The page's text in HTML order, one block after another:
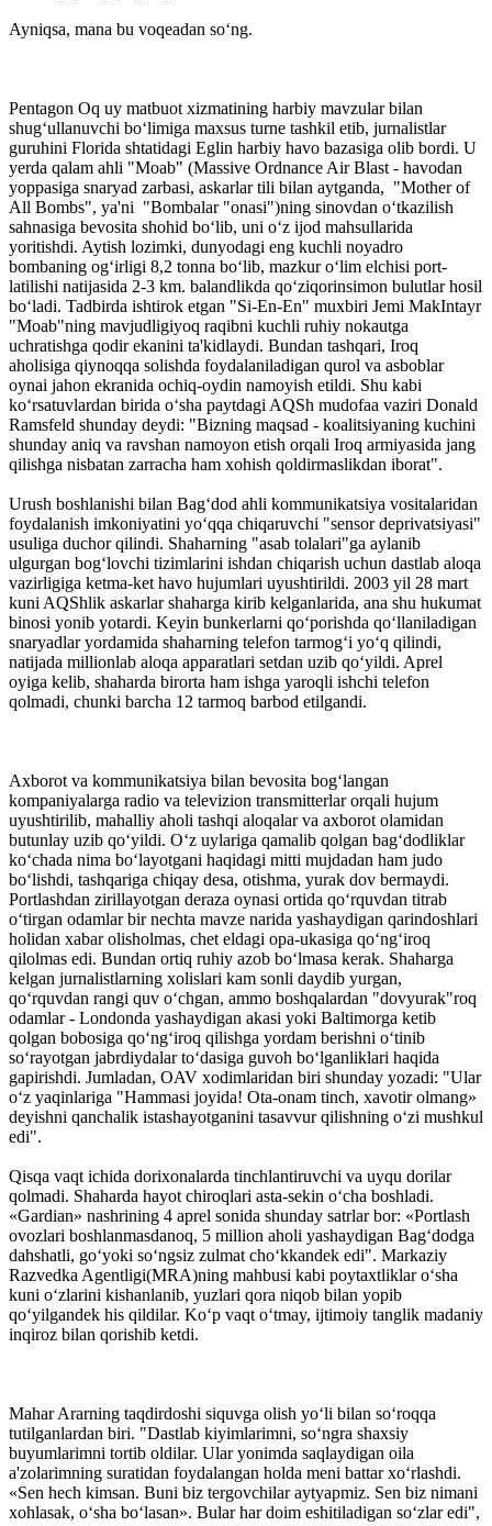
Ayniqsa, mana bu voqeadan so‘ng.
Pentagon Oq uy matbuot xizmatining harbiy mavzular bilan
shug‘ullanuvchi bo‘limiga maxsus turne tashkil etib, jurnalistlar
guruhini Florida shtatidagi Eglin harbiy havo bazasiga olib bordi. U
yerda qalam ahli "Moab" (Massive Ordnance Air Blast - havodan
yoppasiga snaryad zarbasi, askarlar tili bilan aytganda, "Mother of
All Bombs", ya'ni "Bombalar "onasi")ning sinovdan o‘tkazilish
sahnasiga bevosita shohid bo‘lib, uni o‘z ijod mahsullarida
yoritishdi. Aytish lozimki, dunyodagi eng kuchli noyadro
bombaning og‘irligi 8,2 tonna bo‘lib, mazkur o‘lim elchisi port­
latilishi natijasida 2-3 km. baland­likda qo‘ziqorinsimon bulutlar hosil
bo‘ladi. Tadbirda ishtirok etgan "Si-En-En" muxbiri Jemi MakIntayr
"Moab"ning mavjudligiyoq raqibni kuchli ruhiy nokautga
uchratishga qodir ekanini ta'kidlaydi. Bundan tashqari, Iroq
aholisiga qiynoqqa solishda foydalaniladigan qurol va asboblar
oynai jahon ekranida ochiq-oydin namoyish etildi. Shu kabi
ko‘rsatuvlardan birida o‘sha paytdagi AQSh mudofaa vaziri Donald
Ramsfeld shunday deydi: "Bizning maqsad - koalitsiyaning kuchini
shunday aniq va ravshan namoyon etish orqali Iroq armiyasida jang
qilishga nisbatan zarracha ham xohish qoldirmaslikdan iborat".
Urush boshlanishi bilan Bag‘dod ahli kommunikatsiya vositalaridan
foydalanish imkoniyatini yo‘qqa chiqaruvchi "sensor deprivatsiyasi"
usuliga duchor qilindi. Shaharning "asab tolalari"ga aylanib
ulgurgan bog‘lovchi tizimlarini ishdan chiqarish uchun dastlab aloqa
vazirligiga ketma-ket havo hujumlari uyushtirildi. 2003 yil 28 mart
kuni AQShlik askarlar shaharga kirib kelganlarida, ana shu hukumat
binosi yonib yotardi. Keyin bunkerlarni qo‘porishda qo‘llaniladigan
snaryadlar yordamida shaharning telefon tarmog‘i yo‘q qilindi,
natijada millionlab aloqa apparatlari setdan uzib qo‘yildi. Aprel
oyiga kelib, shaharda birorta ham ishga yaroqli ishchi telefon
qolmadi, chunki barcha 12 tarmoq barbod etilgandi.
Axborot va kommunikatsiya bilan bevosita bog‘langan
kompaniyalarga radio va televizion transmitterlar orqali hujum
uyushtirilib, mahalliy aholi tashqi aloqalar va axborot olamidan
butunlay uzib qo‘yildi. O‘z uylariga qamalib qolgan bag‘dodliklar
ko‘chada nima bo‘layotgani haqidagi mitti mujdadan ham judo
bo‘lishdi, tashqariga chiqay desa, otishma, yurak dov bermaydi.
Portlashdan zirillayotgan deraza oynasi ortida qo‘rquvdan titrab
o‘tirgan odamlar bir nechta mavze narida yashaydigan qarindoshlari
holidan xabar olisholmas, chet eldagi opa-ukasiga qo‘ng‘iroq
qilolmas edi. Bundan ortiq ruhiy azob bo‘lmasa kerak. Shaharga
kelgan jurnalistlarning xolislari kam sonli daydib yurgan,
qo‘rquvdan rangi quv o‘chgan, ammo boshqalardan "dovyurak"roq
odamlar - Londonda yashaydigan akasi yoki Baltimorga ketib
qolgan bobosiga qo‘ng‘iroq qilishga yordam berishni o‘tinib
so‘rayotgan jabrdiydalar to‘dasiga guvoh bo‘lganliklari haqida
gapirishdi. Jumladan, OAV xodimlaridan biri shunday yozadi: "Ular
o‘z yaqinlariga "Hammasi joyida! Ota-onam tinch, xavotir olmang»
deyishni qanchalik istashayotganini tasavvur qilishning o‘zi mushkul
edi".
Qisqa vaqt ichida dorixonalarda tinchlantiruvchi va uyqu dorilar
qolmadi. Shaharda hayot chiroqlari asta-sekin o‘cha boshladi.
«Gardian» nashrining 4 aprel sonida shunday satrlar bor: «Portlash
ovozlari boshlanmasdanoq, 5 million aholi yashaydigan Bag‘dodga
dahshatli, go‘yoki so‘ngsiz zulmat cho‘kkandek edi". Markaziy
Razvedka Agentligi(MRA)ning mahbusi kabi poytaxtliklar o‘sha
kuni o‘zlarini kishanlanib, yuzlari qora niqob bilan yopib
qo‘yilgandek his qildilar. Ko‘p vaqt o‘tmay, ijtimoiy tanglik madaniy
inqiroz bilan qorishib ketdi.
Mahar Ararning taqdirdoshi siquvga olish yo‘li bilan so‘roqqa
tutilganlardan biri. "Dastlab kiyimlarimni, so‘ngra shaxsiy
buyumlarimni tortib oldilar. Ular yonimda saqlaydigan oila
a'zolarimning suratidan foydalangan holda meni battar xo‘rlashdi.
«Sen hech kimsan. Buni biz tergovchilar aytyapmiz. Sen biz nimani
xohlasak, o‘sha bo‘lasan». Bular har doim eshitiladigan so‘zlar edi",